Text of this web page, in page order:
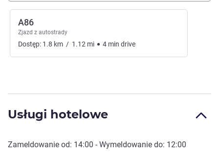
A86
Zjazd z autostrady
Dostęp: 1.8 km / 1.12 mi 4 min drive
Usługi hotelowe
Zameldowanie od: 14:00 - Wymeldowanie do: 12:00